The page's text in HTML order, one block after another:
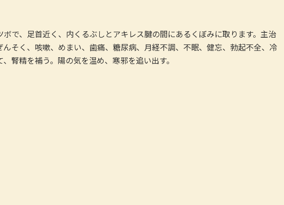
ボで、足首近く、内くるぶしとアキレス腱の間にあるくぼみに取ります。主治
んそく、咳嗽、めまい、歯痛、糖尿病、月経不調、不眠、健忘、勃起不全、冷
腎精を補う。陽の気を温め、寒邪を追い出す。